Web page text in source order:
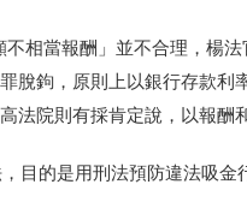
不相當報酬」並不合理，楊
脫鉤，原則上以銀行存款利
院則有採肯定說，以報酬
目的是用刑法預防違法吸金